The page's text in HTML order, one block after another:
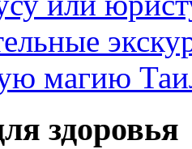
магию
здоровья